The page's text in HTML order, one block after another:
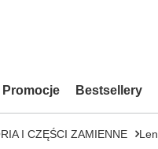
Promocje Bestsellery
I CZĘŚCI ZAMIENNE